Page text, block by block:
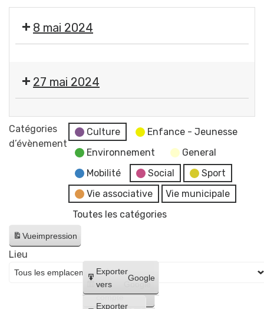
8 mai 2024
commémorative
de
la
Victoire
du
27 mai 2024
Réunion
du
juin
Catégories
d’évènement
Culture
Enfance - Jeunesse
Environnement
General
Mobilité
Social
Sport
Vie associative
Vie municipale
Toutes les catégories
Vueimpression
Créer
un
compte
Google
Exporter
vers
Google
Exporter
Lieu